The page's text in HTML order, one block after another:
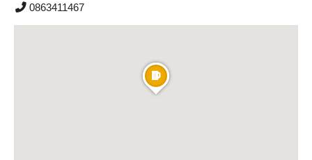
0863411467